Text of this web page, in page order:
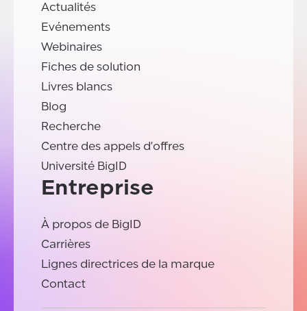
Actualités
Evénements
Webinaires
Fiches de solution
Livres blancs
Blog
Recherche
Centre des appels d'offres
Université BigID
Entreprise
À propos de BigID
Carrières
Lignes directrices de la marque
Contact